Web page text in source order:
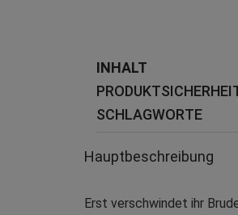
INHALT
SCHLAGWORTE
Hauptbeschreibung
Erst verschwindet ihr